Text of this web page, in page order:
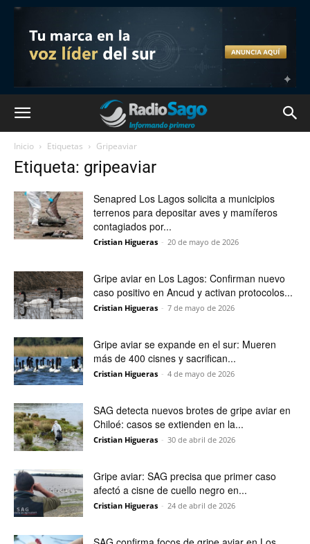
Inicio Etiquetas Gripeaviar
Etiqueta: gripeaviar
Senapred Los Lagos solicita a municipios
terrenos para depositar aves y mamíferos
contagiados por...
Cristian Higueras - 20 de mayo de 2026
Gripe aviar en Los Lagos: Confirman nuevo
caso positivo en Ancud y activan protocolos...
Cristian Higueras - 7 de mayo de 2026
Gripe aviar se expande en el sur: Mueren
más de 400 cisnes y sacrifican...
Cristian Higueras - 4 de mayo de 2026
SAG detecta nuevos brotes de gripe aviar en
Chiloé: casos se extienden en la...
Cristian Higueras - 30 de abril de 2026
Gripe aviar: SAG precisa que primer caso
afectó a cisne de cuello negro en...
Cristian Higueras - 24 de abril de 2026